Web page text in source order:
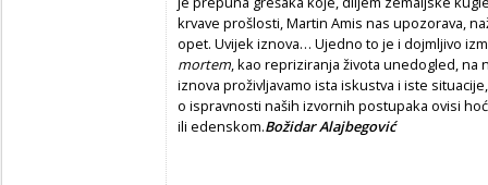
krvave prošlosti, Martin Amis nas upozorava,
opet. Uvijek iznova… Ujedno to je i dojmljivo
mortem , kao repriziranja života unedogled,
iznova proživljavamo ista iskustva i iste
o ispravnosti naših izvornih postupaka ovisi
ili edenskom.Božidar Alajbegović